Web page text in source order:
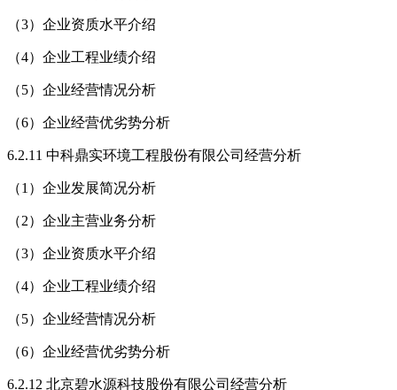
（3）企业资质水平介绍
（4）企业工程业绩介绍
（5）企业经营情况分析
（6）企业经营优劣势分析
6.2.11 中科鼎实环境工程股份有限公司经营分析
（1）企业发展简况分析
（2）企业主营业务分析
（3）企业资质水平介绍
（4）企业工程业绩介绍
（5）企业经营情况分析
（6）企业经营优劣势分析
6.2.12 北京碧水源科技股份有限公司经营分析